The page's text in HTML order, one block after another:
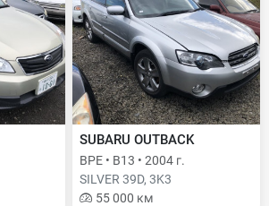
SUBARU OUTBACK
BPE • B13 • 2004 г.
SILVER 39D, 3K3
55 000 км